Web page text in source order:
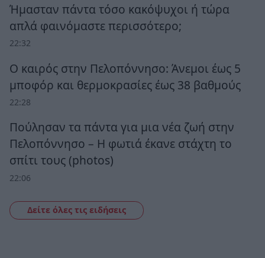
Ήμασταν πάντα τόσο κακόψυχοι ή τώρα
απλά φαινόμαστε περισσότερο;
22:32
Ο καιρός στην Πελοπόννησο: Άνεμοι έως 5
μποφόρ και θερμοκρασίες έως 38 βαθμούς
22:28
Πούλησαν τα πάντα για μια νέα ζωή στην
Πελοπόννησο – Η φωτιά έκανε στάχτη το
σπίτι τους (photos)
22:06
Δείτε όλες τις ειδήσεις